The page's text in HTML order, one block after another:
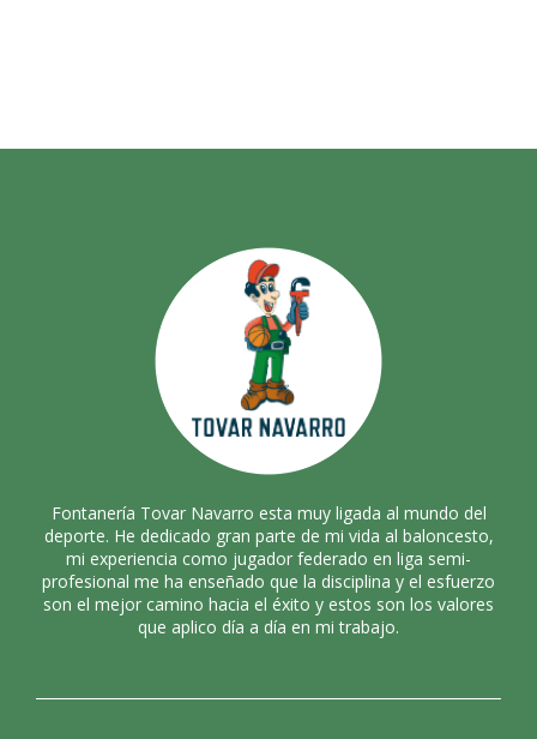
Fontanería Tovar Navarro esta muy ligada al mundo del
deporte. He dedicado gran parte de mi vida al baloncesto,
mi experiencia como jugador federado en liga semi-
profesional me ha enseñado que la disciplina y el esfuerzo
son el mejor camino hacia el éxito y estos son los valores
que aplico día a día en mi trabajo.